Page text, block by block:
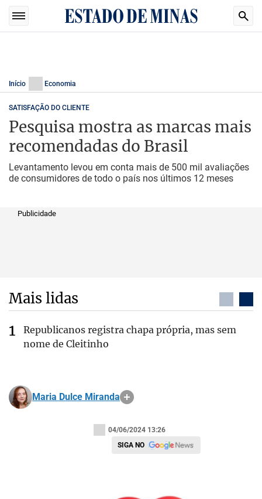
Início Economia
SATISFAÇÃO DO CLIENTE
Pesquisa mostra as marcas mais
recomendadas do Brasil
Levantamento levou em conta mais de 500 mil avaliações
de consumidores de todo o país nos últimos 12 meses
Publicidade
Mais lidas
Republicanos registra chapa própria, mas sem
nome de Cleitinho
Maria Dulce Miranda
04/06/2024 13:26
SIGA NO